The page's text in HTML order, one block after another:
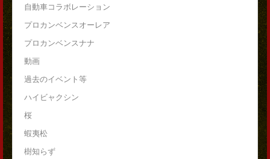
自動車コラボレーション
プロカンベンスオーレア
プロカンベンスナナ
動画
過去のイベント等
ハイビャクシン
桜
蝦夷松
樹知らず